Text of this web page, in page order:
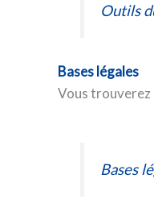
Outils
Bases légales
Vous trouverez
Bases